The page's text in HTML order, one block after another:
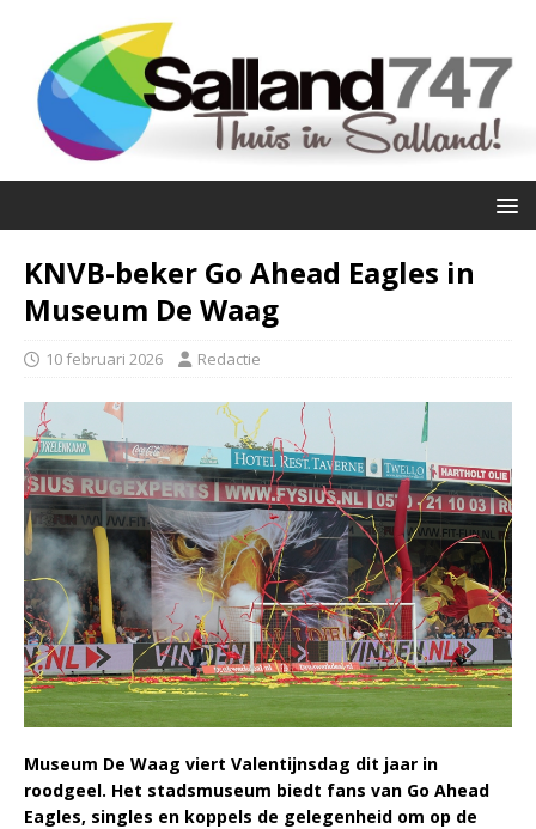
KNVB-beker Go Ahead Eagles in
Museum De Waag
10 februari 2026 Redactie
Museum De Waag viert Valentijnsdag dit jaar in
roodgeel. Het stadsmuseum biedt fans van Go Ahead
Eagles, singles en koppels de gelegenheid om op de